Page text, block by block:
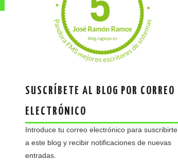
SUSCRÍBETE AL BLOG POR CORREO
ELECTRÓNICO
Introduce tu correo electrónico para suscribirte
a este blog y recibir notificaciones de nuevas
entradas.